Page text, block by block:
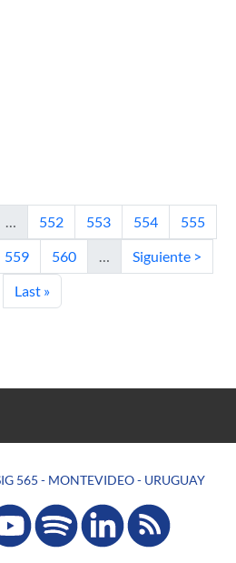
de Calidad de Datos para
assisted Formal Procedures
Prevention in Autonomic
Awareness in
Assessment of Distributed
Remediation of Configuration
Security through the
Cost-Efficient Approach for
Autonomous Strategy for Security
… Página
552 Página
553 Página
554 Página
555
Página
559 Página
560 … Siguiente página
Siguiente >
Última página
Last »
565 - MONTEVIDEO - URUGUAY